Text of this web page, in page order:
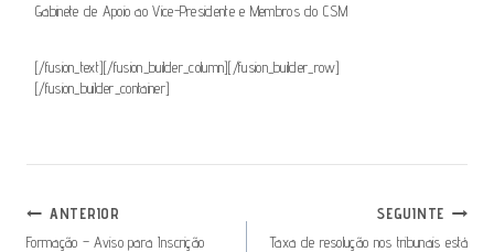
Gabinete de Apoio ao Vice-Presidente e Membros do CSM
[/fusion_text][/fusion_builder_column][/fusion_builder_row]
[/fusion_builder_container]
Navegação
ANTERIOR
Formação – Aviso para Inscrição
SEGUINTE
Taxa de resolução nos tribunais está